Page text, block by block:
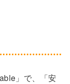
」で、「安